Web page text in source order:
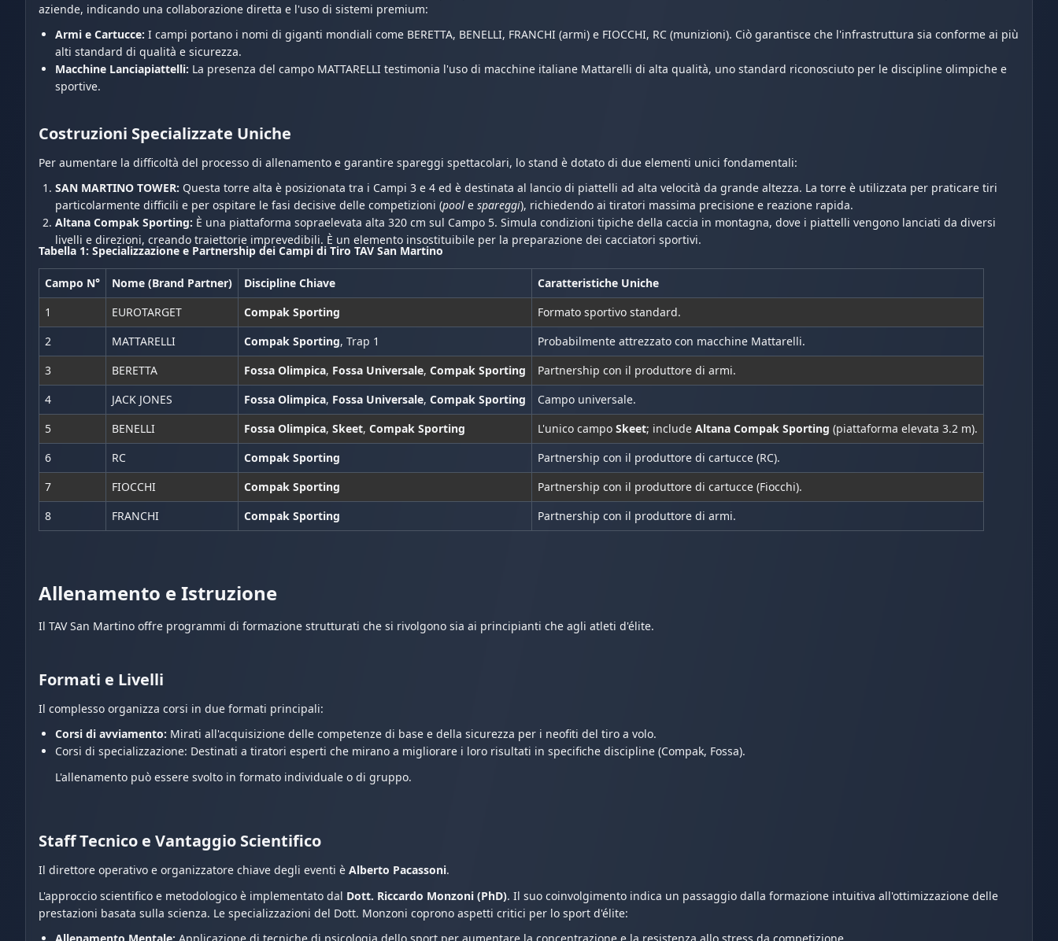
aziende, indicando una collaborazione diretta e l'uso di sistemi premium:
Armi e Cartucce: I campi portano i nomi di giganti mondiali come BERETTA, BENELLI, FRANCHI (armi) e FIOCCHI, RC (munizioni). Ciò garantisce che l'infrastruttura sia conforme ai più
alti standard di qualità e sicurezza.
Macchine Lanciapiattelli: La presenza del campo MATTARELLI testimonia l'uso di macchine italiane Mattarelli di alta qualità, uno standard riconosciuto per le discipline olimpiche e
sportive.
Costruzioni Specializzate Uniche
Per aumentare la difficoltà del processo di allenamento e garantire spareggi spettacolari, lo stand è dotato di due elementi unici fondamentali:
SAN MARTINO TOWER: Questa torre alta è posizionata tra i Campi 3 e 4 ed è destinata al lancio di piattelli ad alta velocità da grande altezza. La torre è utilizzata per praticare tiri
particolarmente difficili e per ospitare le fasi decisive delle competizioni (pool e spareggi), richiedendo ai tiratori massima precisione e reazione rapida.
Altana Compak Sporting: È una piattaforma sopraelevata alta 320 cm sul Campo 5. Simula condizioni tipiche della caccia in montagna, dove i piattelli vengono lanciati da diversi
livelli e direzioni, creando traiettorie imprevedibili. È un elemento insostituibile per la preparazione dei cacciatori sportivi.
Tabella 1: Specializzazione e Partnership dei Campi di Tiro TAV San Martino
Campo N° Nome (Brand Partner) Discipline Chiave
Caratteristiche Uniche
1
EUROTARGET Compak Sporting
Formato sportivo standard.
2
MATTARELLI Compak Sporting, Trap 1
Probabilmente attrezzato con macchine Mattarelli.
3
BERETTA Fossa Olimpica, Fossa Universale, Compak Sporting
Partnership con il produttore di armi.
4
JACK JONES Fossa Olimpica, Fossa Universale, Compak Sporting
Campo universale.
5
BENELLI Fossa Olimpica, Skeet, Compak Sporting L'unico campo Skeet; include Altana Compak Sporting (piattaforma elevata 3.2 m).
6
RC Compak Sporting
Partnership con il produttore di cartucce (RC).
7
FIOCCHI Compak Sporting
Partnership con il produttore di cartucce (Fiocchi).
8
FRANCHI Compak Sporting Partnership con il produttore di armi.
Allenamento e Istruzione
Il TAV San Martino offre programmi di formazione strutturati che si rivolgono sia ai principianti che agli atleti d'élite.
Formati e Livelli
Il complesso organizza corsi in due formati principali:
Corsi di avviamento: Mirati all'acquisizione delle competenze di base e della sicurezza per i neofiti del tiro a volo.
Corsi di specializzazione: Destinati a tiratori esperti che mirano a migliorare i loro risultati in specifiche discipline (Compak, Fossa).
L'allenamento può essere svolto in formato individuale o di gruppo.
Staff Tecnico e Vantaggio Scientifico
Il direttore operativo e organizzatore chiave degli eventi è Alberto Pacassoni.
L'approccio scientifico e metodologico è implementato dal Dott. Riccardo Monzoni (PhD). Il suo coinvolgimento indica un passaggio dalla formazione intuitiva all'ottimizzazione delle
prestazioni basata sulla scienza. Le specializzazioni del Dott. Monzoni coprono aspetti critici per lo sport d'élite: